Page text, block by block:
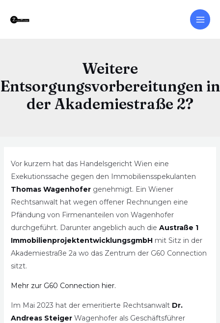
Weitere
Entsorgungsvorbereitungen in
der Akademiestraße 2?
Vor kurzem hat das Handelsgericht Wien eine
Exekutionssache gegen den Immobiliensspekulanten
Thomas Wagenhofergenehmigt. Ein Wiener
Rechtsanwalt hat wegen offener Rechnungen eine
Pfändung von Firmenanteilen von Wagenhofer
durchgeführt. Darunter angeblich auch die Austraße 1
ImmobilienprojektentwicklungsgmbH mit Sitz in der
Akademiestraße 2a wo das Zentrum der G60 Connection
sitzt.
Mehr zur G60 Connection hier.
Im Mai 2023 hat der emeritierte Rechtsanwalt Dr.
Andreas SteigerWagenhofer als Geschäftsführer